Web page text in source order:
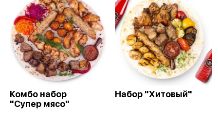
Комбо набор
"Супер мясо"
Набор "Хитовый"